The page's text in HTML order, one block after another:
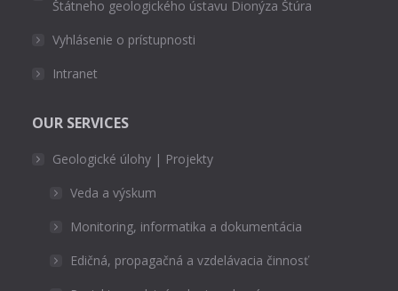
Štátneho geologického ústavu Dionýza Štúra
Vyhlásenie o prístupnosti
Intranet
OUR SERVICES
Geologické úlohy | Projekty
Veda a výskum
Monitoring, informatika a dokumentácia
Edičná, propagačná a vzdelávacia činnosť